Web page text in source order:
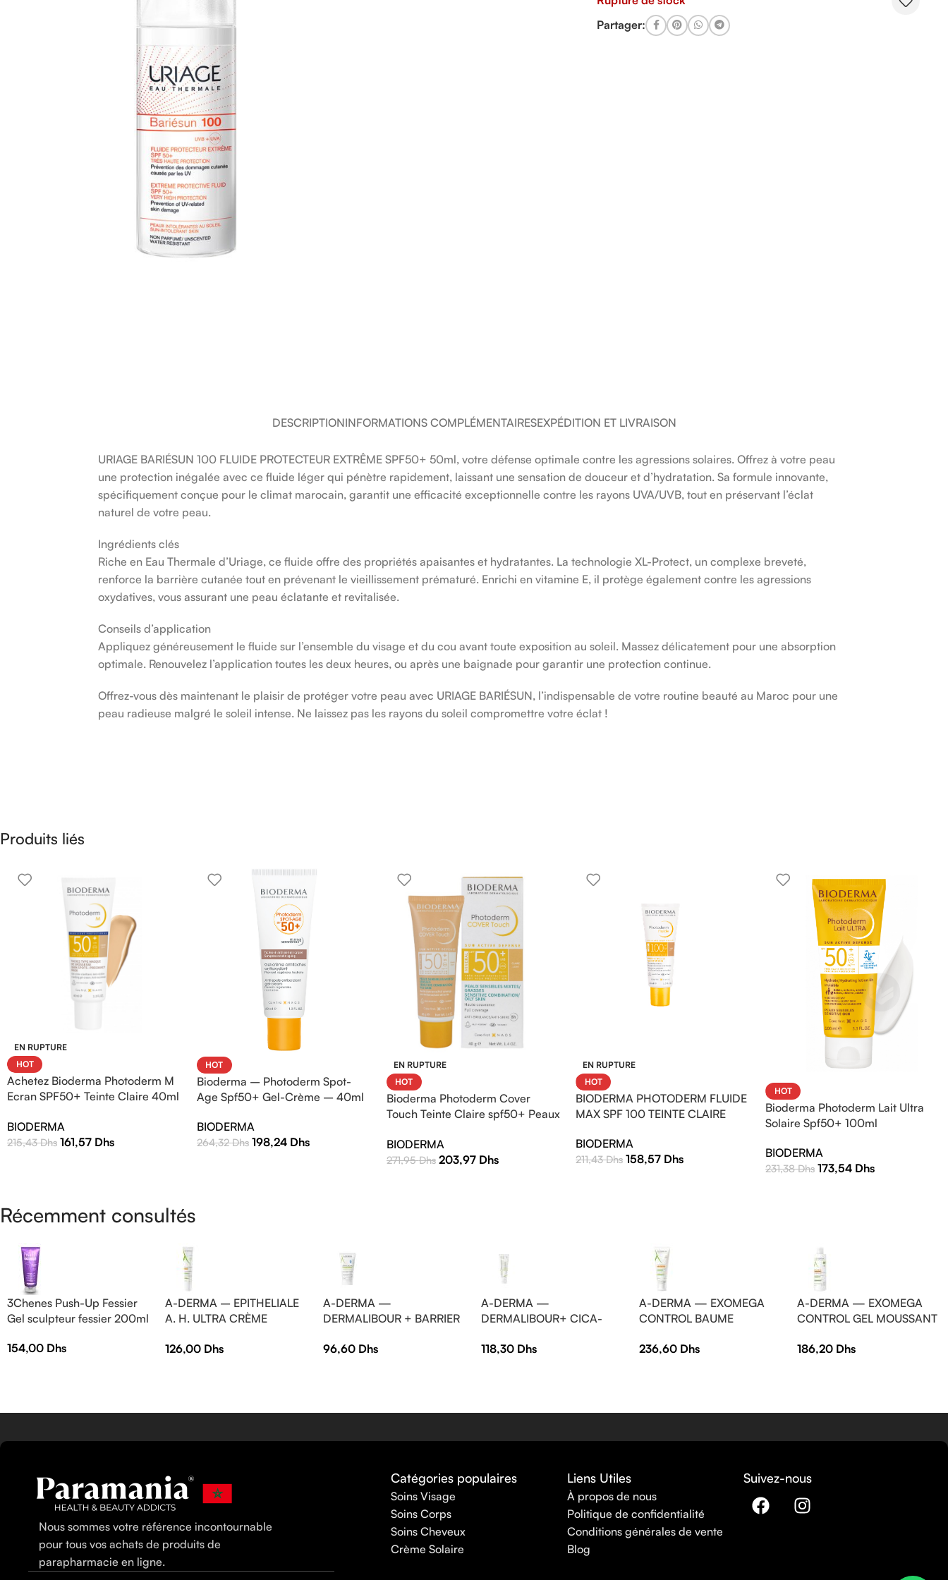
Partager:
DESCRIPTIONINFORMATIONS COMPLÉMENTAIRESEXPÉDITION ET LIVRAISON
URIAGE BARIÉSUN 100 FLUIDE PROTECTEUR EXTRÊME SPF50+ 50ml, votre défense optimale contre les agressions solaires. Offrez à votre peau
une protection inégalée avec ce fluide léger qui pénètre rapidement, laissant une sensation de douceur et d’hydratation. Sa formule innovante,
spécifiquement conçue pour le climat marocain, garantit une efficacité exceptionnelle contre les rayons UVA/UVB, tout en préservant l’éclat
naturel de votre peau.
Ingrédients clés
Riche en Eau Thermale d’Uriage, ce fluide offre des propriétés apaisantes et hydratantes. La technologie XL-Protect, un complexe breveté,
renforce la barrière cutanée tout en prévenant le vieillissement prématuré. Enrichi en vitamine E, il protège également contre les agressions
oxydatives, vous assurant une peau éclatante et revitalisée.
Conseils d’application
Appliquez généreusement le fluide sur l’ensemble du visage et du cou avant toute exposition au soleil. Massez délicatement pour une absorption
optimale. Renouvelez l’application toutes les deux heures, ou après une baignade pour garantir une protection continue.
Offrez-vous dès maintenant le plaisir de protéger votre peau avec URIAGE BARIÉSUN, l’indispensable de votre routine beauté au Maroc pour une
peau radieuse malgré le soleil intense. Ne laissez pas les rayons du soleil compromettre votre éclat !
Produits liés
EN RUPTURE
HOT
Achetez Bioderma Photoderm M
Ecran SPF50+ Teinte Claire 40ml
Efficacité
BIODERMA
215,43Dhs 161,57 Dhs
HOT
Bioderma – Photoderm Spot-
Age Spf50+ Gel-Crème – 40ml
BIODERMA
264,32Dhs 198,24 Dhs
EN RUPTURE
HOT
Bioderma Photoderm Cover
Touch Teinte Claire spf50+ Peaux
BIODERMA
271,95Dhs 203,97 Dhs
EN RUPTURE
HOT
BIODERMA PHOTODERM FLUIDE
MAX SPF 100 TEINTE CLAIRE
BIODERMA
211,43Dhs 158,57 Dhs
HOT
Bioderma Photoderm Lait Ultra
Solaire Spf50+ 100ml
BIODERMA
231,38Dhs 173,54 Dhs
Récemment consultés
3Chenes Push-Up Fessier
Gel sculpteur fessier 200ml
154,00 Dhs
A-DERMA – EPITHELIALE
A. H. ULTRA CRÈME
— Crème réparatrice —
126,00 Dhs
A-DERMA —
DERMALIBOUR + BARRIER
Crème isolante –
96,60 Dhs
A-DERMA —
DERMALIBOUR+ CICA-
ASSAINISSANTE 50 ml
118,30 Dhs
A-DERMA — EXOMEGA
CONTROL BAUME
GRATTAGE COSMÉTIQUE
236,60 Dhs
A-DERMA — EXOMEGA
CONTROL GEL MOUSSANT
GRATTAGE 500 ml
186,20 Dhs
Nous sommes votre référence incontournable
pour tous vos achats de produits de
parapharmacie en ligne.
Catégories populaires
Soins Visage
Soins Corps
Soins Cheveux
Crème Solaire
Liens Utiles
À propos de nous
Politique de confidentialité
Conditions générales de vente
Blog
Suivez-nous